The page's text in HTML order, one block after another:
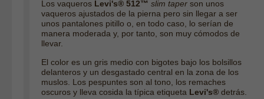
Los vaqueros Levi's® 512™ slim taper son unos
vaqueros ajustados de la pierna pero sin llegar a ser
unos pantalones pitillo o, en todo caso, lo serían de
manera moderada y, por tanto, son muy cómodos de
llevar.
El color es un gris medio con bigotes bajo los bolsillos
delanteros y un desgastado central en la zona de los
muslos. Los pespuntes son al tono, los remaches
oscuros y lleva cosida la típica etiqueta Levi's® detrás.